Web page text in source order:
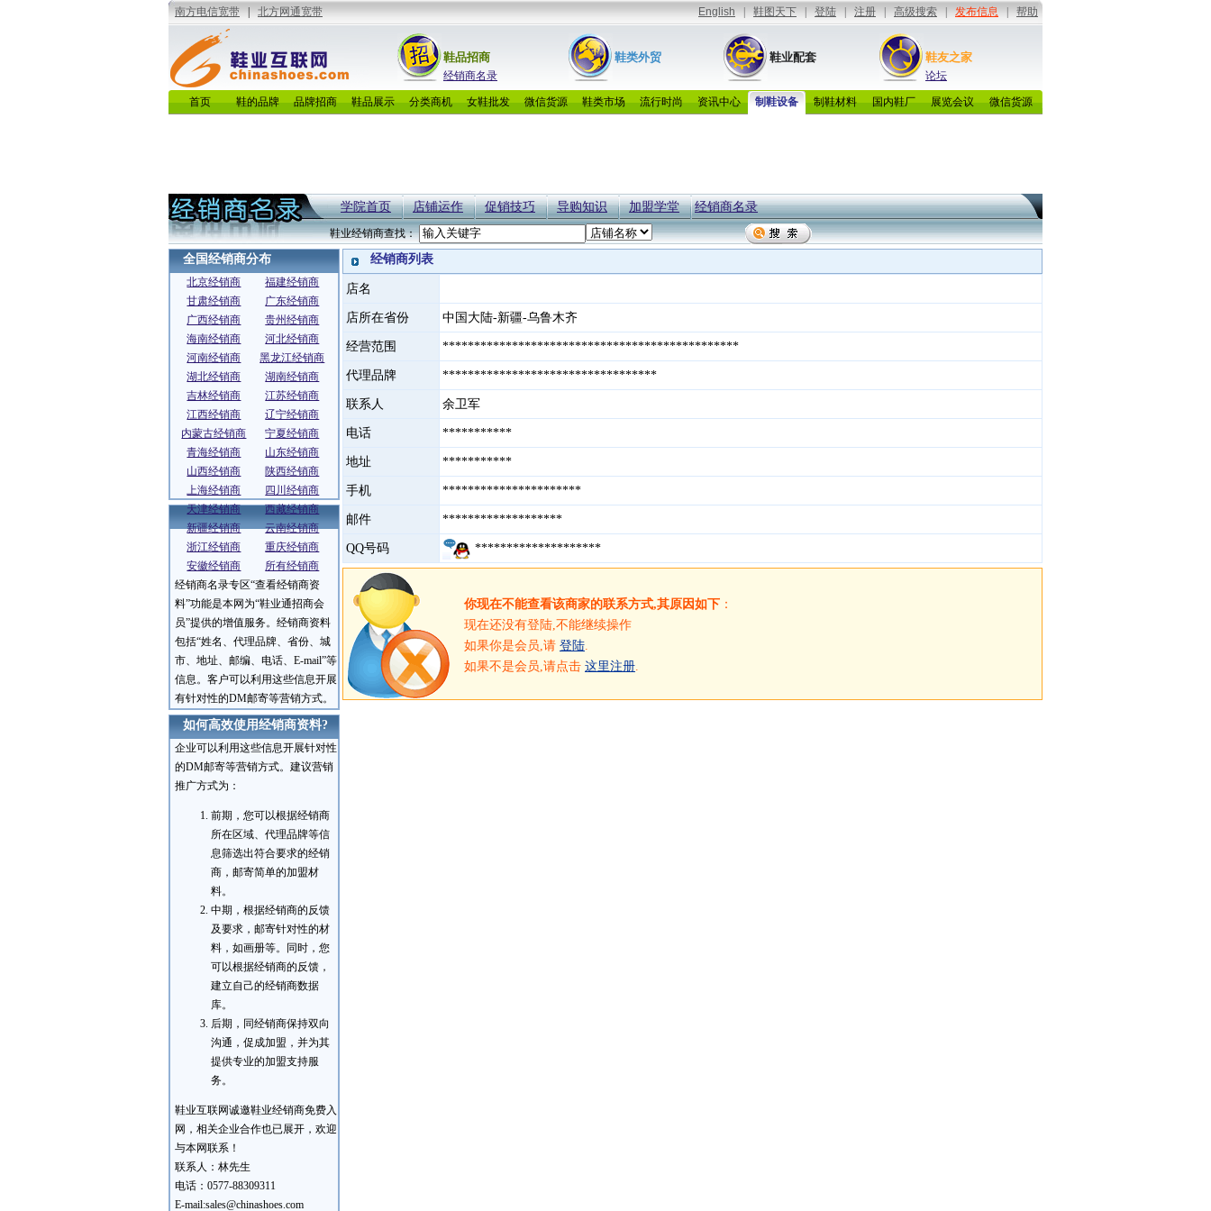
鞋品招商
经销商名录
鞋类外贸 鞋业配套 鞋友之家
论坛
首页 鞋的品牌 品牌招商 鞋品展示 分类商机 女鞋批发 微信货源 鞋类市场 流行时尚 资讯中心 制鞋设备 制鞋材料 国内鞋厂 展览会议 微信货源
学院首页 店铺运作 促销技巧 导购知识 加盟学堂 经销商名录
鞋业经销商查找：
全国经销商分布
北京经销商
福建经销商
甘肃经销商
广东经销商
广西经销商
贵州经销商
海南经销商
河北经销商
河南经销商
黑龙江经销商
湖北经销商
湖南经销商
吉林经销商
江苏经销商
江西经销商
辽宁经销商
内蒙古经销商
宁夏经销商
青海经销商
山东经销商
山西经销商
陕西经销商
上海经销商
四川经销商
天津经销商
西藏经销商
新疆经销商
云南经销商
浙江经销商
重庆经销商
安徽经销商
所有经销商
服务介绍
经销商名录专区“查看经销商资
料”功能是本网为“鞋业通招商会
员”提供的增值服务。经销商资料
包括“姓名、代理品牌、省份、城
市、地址、邮编、电话、E-mail”等
信息。客户可以利用这些信息开展
有针对性的DM邮寄等营销方式。
如何高效使用经销商资料?
企业可以利用这些信息开展针对性
的DM邮寄等营销方式。建议营销
推广方式为：
前期，您可以根据经销商
所在区域、代理品牌等信
息筛选出符合要求的经销
商，邮寄简单的加盟材
料。
中期，根据经销商的反馈
及要求，邮寄针对性的材
料，如画册等。同时，您
可以根据经销商的反馈，
建立自己的经销商数据
库。
后期，同经销商保持双向
沟通，促成加盟，并为其
提供专业的加盟支持服
务。
鞋业互联网诚邀鞋业经销商免费入
网，相关企业合作也已展开，欢迎
与本网联系！
联系人：林先生
电话：0577-88309311
E-mail:sales@chinashoes.com
经销商列表
店名
店所在省份 中国大陆-新疆-乌鲁木齐
经营范围 ***********************************************
代理品牌 **********************************
联系人 余卫军
电话 ***********
地址 ***********
手机 **********************
邮件 *******************
QQ号码 ********************
你现在不能查看该商家的联系方式,其原因如下 ：
现在还没有登陆,不能继续操作
如果你是会员,请 登陆.
如果不是会员,请点击 这里注册.